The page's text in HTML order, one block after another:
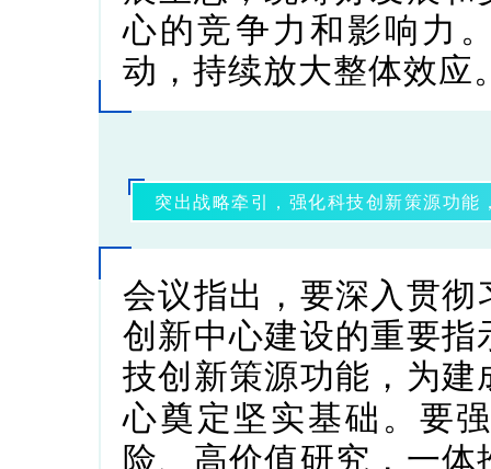
心的竞争力和影响力
动，持续放大整体效应
突出战略牵引，强化科技创新策源功
会议指出， 要深入贯彻
创新中心建设的重要
技创新策源功能，为
心奠定坚实基础。 要
险、高价值研究，一